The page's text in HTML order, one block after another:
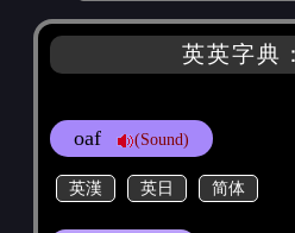
英英字典
oaf (Sound)
英漢 英日 简体